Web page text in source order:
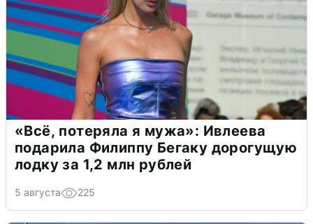
«Всё, потеряла я мужа»: Ивлеева
подарила Филиппу Бегаку дорогущую
лодку за 1,2 млн рублей
5 августа 225